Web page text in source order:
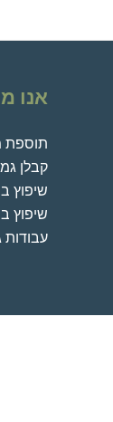
אנו
תוספת
קבלן
שיפוץ
שיפוץ